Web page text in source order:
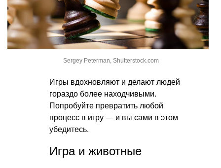
Sergey Peterman, Shutterstock.com
Игры вдохновляют и делают людей
гораздо более находчивыми.
Попробуйте превратить любой
процесс в игру — и вы сами в этом
убедитесь.
Игра и животные